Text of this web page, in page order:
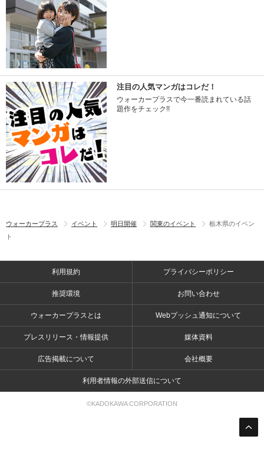
注目の人気マンガはコレだ！
ウォーカープラスで今一番読まれている話
題作をチェック!!
ウォーカープラス イベント 明日開催 関東のイベント
栃木県のイベン
ト
利用規約 プライバシーポリシー
推奨環境 お問い合わせ
ウォーカープラスとは Webプッシュ通知について
プレスリリース・情報提供 媒体資料
広告掲載について 会社概要
利用者情報の外部送信について
©KADOKAWA CORPORATION